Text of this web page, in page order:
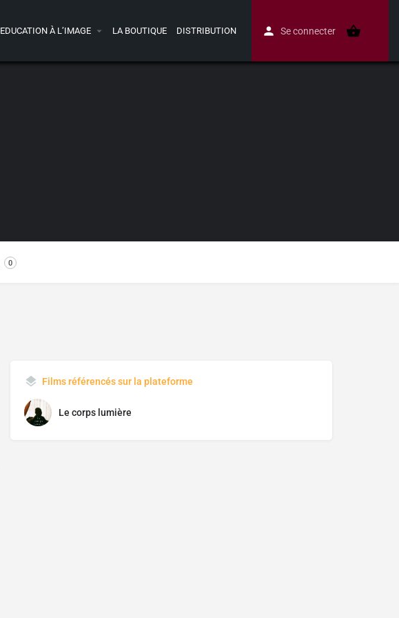
EDUCATION À L’IMAGE LA BOUTIQUE DISTRIBUTION Se connecter
0
Films référencés sur la plateforme
Le corps lumière